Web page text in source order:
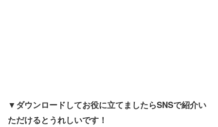
▼ダウンロードしてお役に立てましたらSNSで紹介い
ただけるとうれしいです！